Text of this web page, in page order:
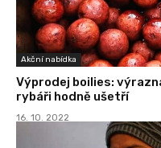
Akční nabídka
Výprodej boilies:
rybáři hodně ušetří
16. 10. 2022